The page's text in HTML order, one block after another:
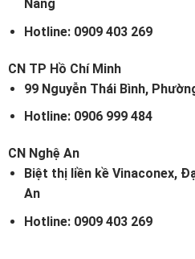
Nẵng
Hotline: 0909 403 269
CN TP Hồ Chí Minh
99 Nguyễn Thái Bình,
Hotline: 0906 999 484
CN Nghệ An
Biệt thị liền kề Vinaconex,
An
Hotline: 0909 403 269